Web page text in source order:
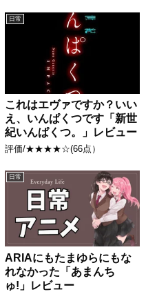
引用 - Wikipedi...
日常
これはエヴァですか？いい
え、いんぱくつです「新世
紀いんぱくつ。」レビュー
評価/★★★★☆(66点）
日常
ARIAにもたまゆらにもな
れなかった「あまんち
ゅ!」レビュー